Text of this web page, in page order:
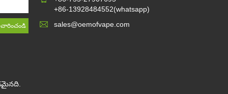
+86-13928484552(whatsapp)
sales@oemofvape.com